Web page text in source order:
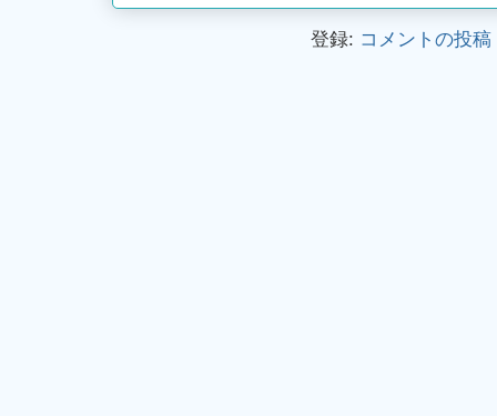
登録: コメントの投